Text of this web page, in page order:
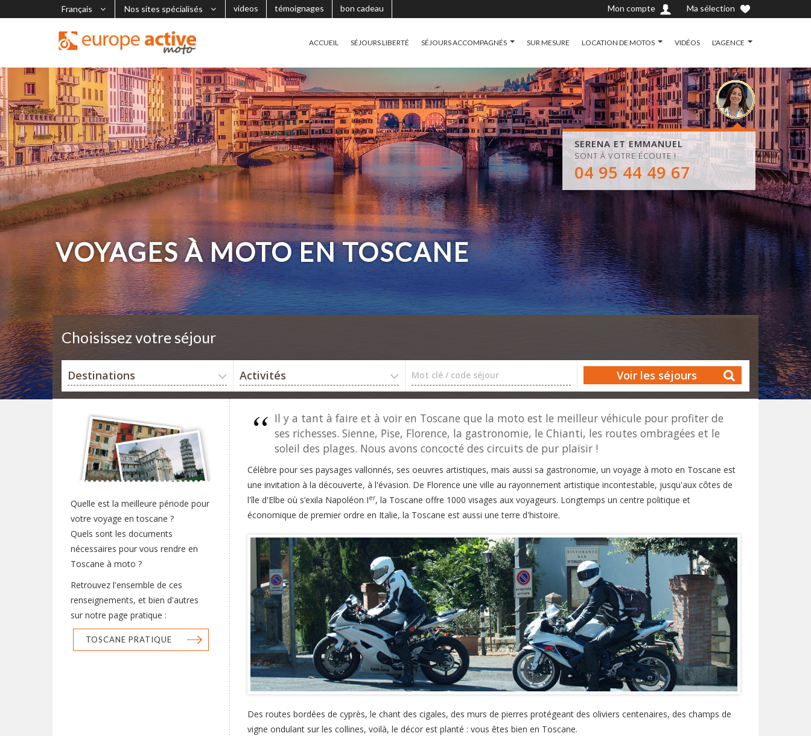
Français Nos sites spécialisés videos témoignages bon cadeau Ma sélection
Mon compte
ACCUEIL SÉJOURS LIBERTÉ SÉJOURS ACCOMPAGNÉS SUR MESURE LOCATION DE MOTOS VIDÉOS L'AGENCE
VOYAGES À MOTO EN TOSCANE
SERENA ET EMMANUEL
SONT À VOTRE ÉCOUTE !
04 95 44 49 67
Choisissez votre séjour
Destinations Activités Mot clé / code séjour Voir les séjours
Il y a tant à faire et à voir en Toscane que la moto est le meilleur véhicule pour profiter de
ses richesses. Sienne, Pise, Florence, la gastronomie, le Chianti, les routes ombragées et le
soleil des plages. Nous avons concocté des circuits de pur plaisir !
Célèbre pour ses paysages vallonnés, ses oeuvres artistiques, mais aussi sa gastronomie, un voyage à moto en Toscane est
une invitation à la découverte, à l'évasion. De Florence une ville au rayonnement artistique incontestable, jusqu'aux côtes de
l'île d'Elbe où s’exila Napoléon Ier, la Toscane offre 1000 visages aux voyageurs. Longtemps un centre politique et
économique de premier ordre en Italie, la Toscane est aussi une terre d'histoire.
Des routes bordées de cyprès, le chant des cigales, des murs de pierres protégeant des oliviers centenaires, des champs de
vigne ondulant sur les collines, voilà, le décor est planté : vous êtes bien en Toscane.
Quelle est la meilleure période pour
votre voyage en toscane ?
Quels sont les documents
nécessaires pour vous rendre en
Toscane à moto ?
Retrouvez l'ensemble de ces
renseignements, et bien d'autres
sur notre page pratique :
TOSCANE PRATIQUE